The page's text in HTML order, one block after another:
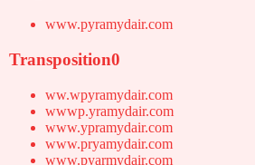
www.pyramydair.com
Transposition0
ww.wpyramydair.com
wwwp.yramydair.com
www.ypramydair.com
www.pryamydair.com
www.pyarmydair.com